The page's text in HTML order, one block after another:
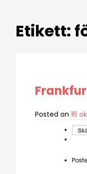
Etikett:
Posted on 16